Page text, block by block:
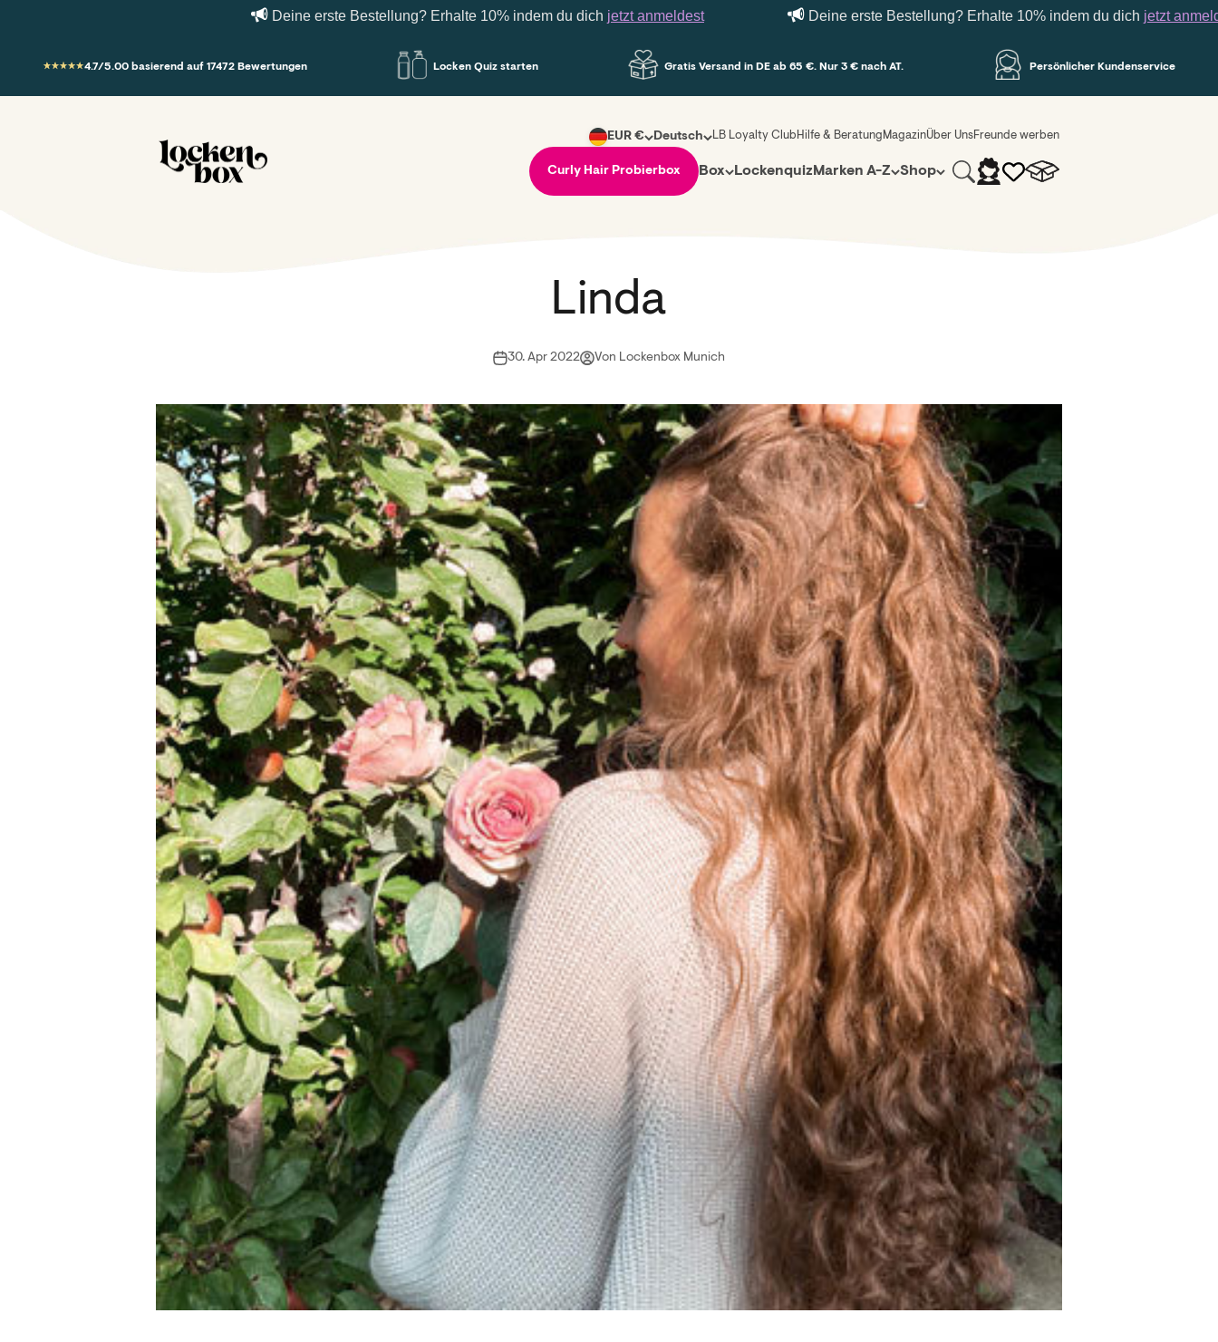
Deine erste Bestellung? Erhalte 10% indem du dichjetzt anmeldest Deine erste Bestellung? Erhalte 10% indem du dichjetzt anmeldest
4.7/5.00 basierend auf 17472 Bewertungen Locken Quiz starten Gratis Versand in DE ab 65 €. Nur 3 € nach AT. Persönlicher Kundenservice
Lockenbox.com
EUR € Deutsch LB Loyalty Club Hilfe & Beratung MagazinÜber UnsFreunde werben
Curly Hair Probierbox Box Lockenquiz Marken A-Z Shop
SucheAnmeldenWarenkorb
Linda
30. Apr 2022 Von Lockenbox Munich